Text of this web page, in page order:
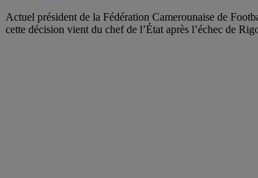
Actuel président de la Fédération Camerounaise de
cette décision vient du chef de l’État après l’échec de